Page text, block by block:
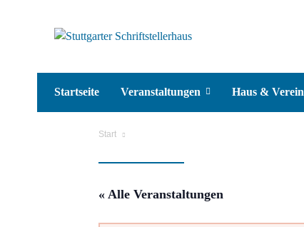
Startseite Veranstaltungen Haus & Verein
Start
« Alle Veranstaltungen